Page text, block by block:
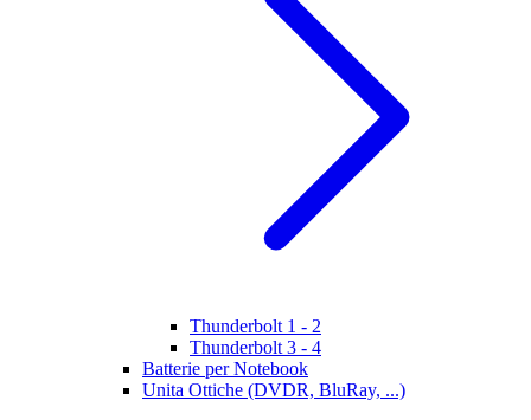
Thunderbolt 1 - 2
Thunderbolt 3 - 4
Batterie per Notebook
Unita Ottiche (DVDR, BluRay, ...)